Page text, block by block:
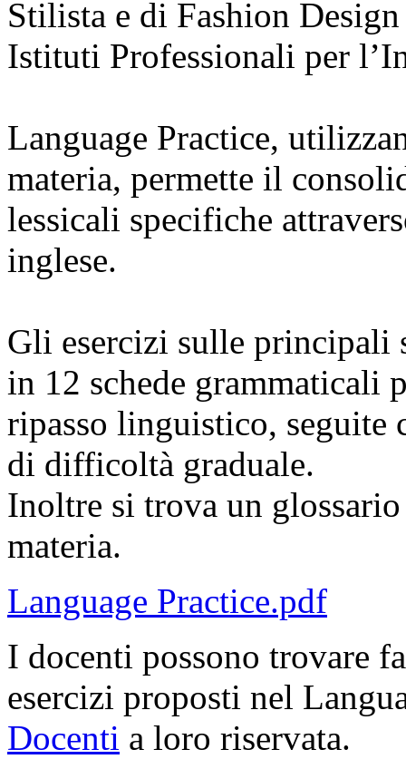
Stilista e di Fashion
Istituti Professionali per
Language Practice,
materia, permette il
lessicali specifiche
inglese.
Gli esercizi sulle
in 12 schede grammaticali
ripasso linguistico, seguite
di difficoltà graduale.
Inoltre si trova un
materia.
Language Practice.pdf
I docenti possono trovare
esercizi proposti nel
Docenti a loro riservata.